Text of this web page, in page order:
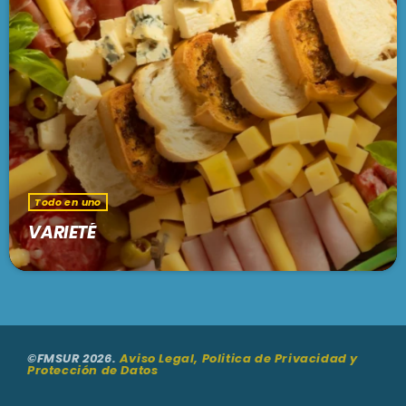
Todo en uno
MIX TAPE
3:00 am - 5:00 am
SE VIENE . . .
MADRE TIERRA
5:00 am - 6:00 am
FOLKLORÍSIMO
Todo en uno
VARIETÉ
©FMSUR 2026.Aviso Legal, Politica de Privacidad y
Protección de Datos